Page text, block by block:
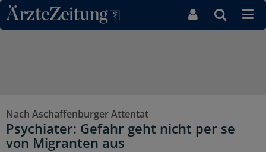
Direkt zum Inhaltsbereich
Nach Aschaffenburger Attentat
Psychiater: Gefahr geht nicht per se
von Migranten aus